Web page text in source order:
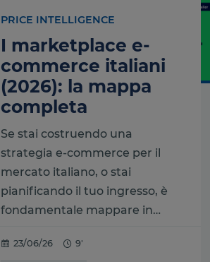
PRICE INTELLIGENCE
I marketplace e-
commerce italiani
(2026): la mappa
completa
Se stai costruendo una
strategia e-commerce per il
mercato italiano, o stai
pianificando il tuo ingresso, è
fondamentale mappare in…
23/06/26 9'